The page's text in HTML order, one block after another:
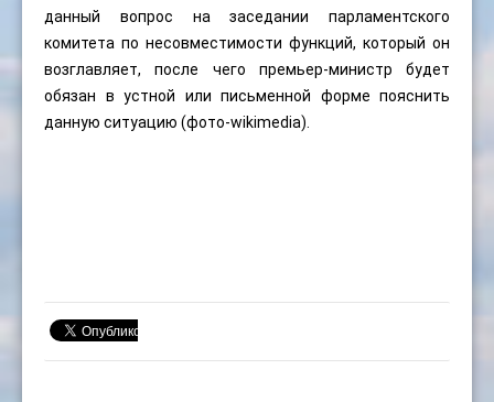
данный вопрос на заседании парламентского
комитета по несовместимости функций, который он
возглавляет, после чего премьер-министр будет
обязан в устной или письменной форме пояснить
данную ситуацию (фото-wikimedia).